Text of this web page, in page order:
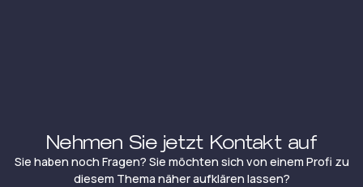
Nehmen Sie jetzt Kontakt auf
Sie haben noch Fragen? Sie möchten sich von einem Profi zu
diesem Thema näher aufklären lassen?